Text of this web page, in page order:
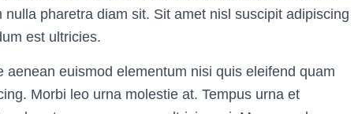
nulla pharetra diam sit. Sit amet nisl suscipit adipiscing
est ultricies.
aenean euismod elementum nisi quis eleifend quam
Morbi leo urna molestie at. Tempus urna et